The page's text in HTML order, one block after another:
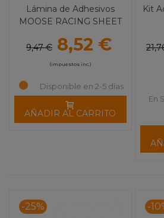
Lámina de Adhesivos
MOOSE RACING SHEET
9,47 € 8,52 €
(impuestos inc.)
Disponible en 2-5 días
AÑADIR AL CARRITO
Kit
En
-25% -